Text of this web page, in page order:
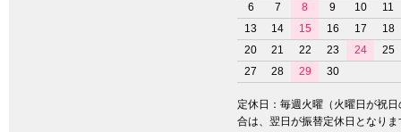
6
7 8 9 10
11
13
14 15 16 17
18
20
21 22 23 24
25
27
28 29 30
定休日：毎週火曜（火曜日が祝日
合は、翌日が振替定休日となりま